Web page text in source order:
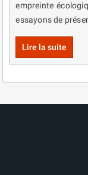
empreinte
essayons de
Lire la suite